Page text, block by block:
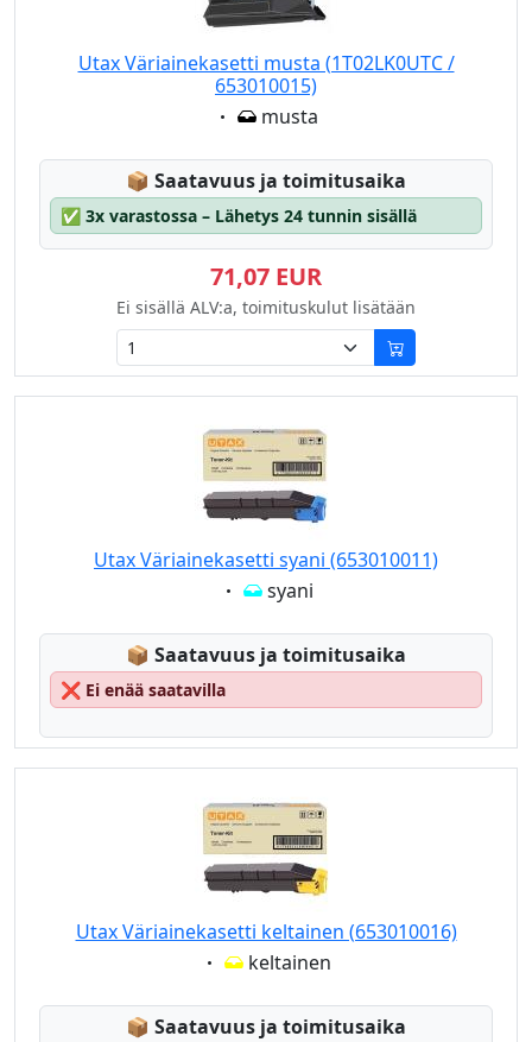
Utax Väriainekasetti musta (1T02LK0UTC /
653010015)
Eigenschaft:
musta
📦 Lagerstatus:
Saatavuus ja toimitusaika
✅ 3x varastossa – Lähetys 24 tunnin sisällä
71,07 EUR
Ei sisällä ALV:a, toimituskulut lisätään
Utax Väriainekasetti syani (653010011)
Eigenschaft:
syani
📦 Lagerstatus:
Saatavuus ja toimitusaika
❌ Ei enää saatavilla
Utax Väriainekasetti keltainen (653010016)
Eigenschaft:
keltainen
📦 Lagerstatus:
Saatavuus ja toimitusaika